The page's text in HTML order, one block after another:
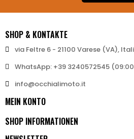
SHOP & KONTAKTE
via Feltre 6 - 21100 Varese (VA),
WhatsApp: +39 3240572545
info@occhialimoto.it
MEIN KONTO
SHOP INFORMATIONEN